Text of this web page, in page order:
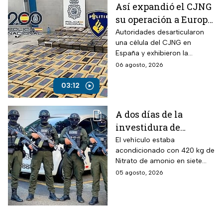
03:12
Así expandió el CJNG
su operación a Europa;
desmantelan célula
en España
Autoridades desarticularon
una célula del CJNG en
España y exhibieron la
expansión del cártel con
06 agosto, 2026
A dos días de la
investidura de
Abelardo de la
Espriella, desactivan
autobús bomba cerca
de Cali
El vehículo estaba
acondicionado con 420 kg de
Nitrato de amonio en siete
cilindros y presuntamente lo
05 agosto, 2026